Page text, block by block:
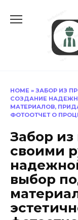
содержанию
HOME » ЗАБОР ИЗ
СОЗДАНИЕ
МАТЕРИАЛОВ,
ФОТООТЧЕТ О
Забор
своими
выбор